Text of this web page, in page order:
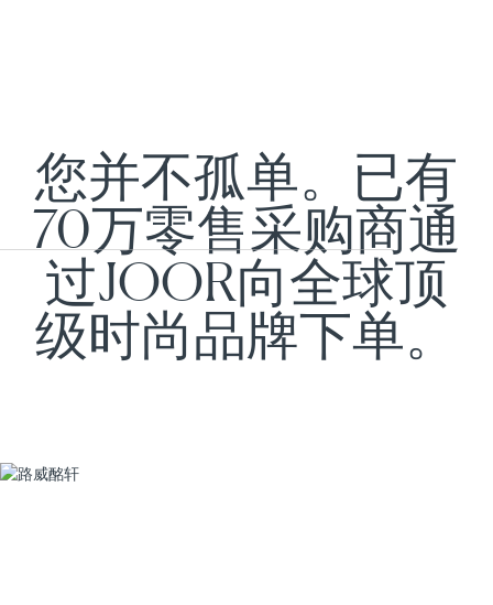
您并不孤单。已有
70万零售采购商通
过JOOR向全球顶
级时尚品牌下单。